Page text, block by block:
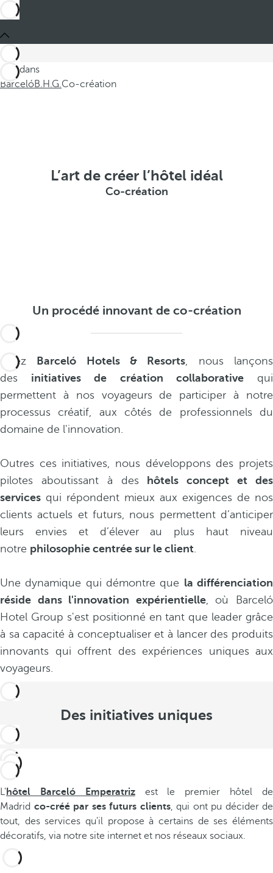
Ces dans
BarcelóB.H.G.Co-création
L’art de créer l’hôtel idéal
Co-création
Un procédé innovant de co-création
Chez Barceló Hotels & Resorts, nous lançons
des initiatives de création collaborativequi
permettent à nos voyageurs de participer à notre
processus créatif, aux côtés de professionnels du
domaine de l'innovation.
Outres ces initiatives, nous développons des projets
pilotes aboutissant à des
hôtels concept et des
services qui répondent mieux aux exigences de nos
clients actuels et futurs, nous permettent d’anticiper
leurs envies et d’élever au plus haut niveau
notre philosophie centrée sur le client.
Une dynamique qui démontre que la différenciation
réside dans l'innovation expérientielle, où Barceló
Hotel Group s'est positionné en tant que leader grâce
à sa capacité à conceptualiser et à lancer des produits
innovants qui offrent des expériences uniques aux
voyageurs.
Des initiatives uniques
L' hôtel Barceló Emperatriz
est le premier hôtel de
Madrid co-créé par ses futurs clients, qui ont pu décider de
tout, des services qu'il propose à certains de ses éléments
décoratifs, via notre site internet et nos réseaux sociaux.